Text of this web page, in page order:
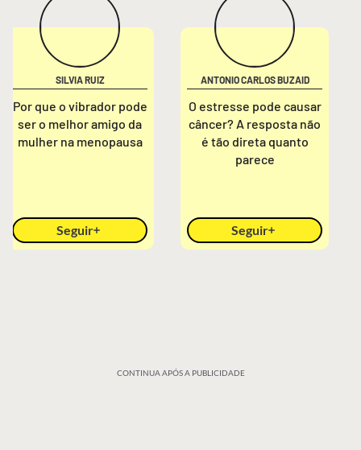
SILVIA RUIZ
Por que o vibrador pode
ser o melhor amigo da
mulher na menopausa
Seguir
ANTONIO CARLOS BUZAID
O estresse pode causar
câncer? A resposta não
é tão direta quanto
parece
Seguir
CONTINUA APÓS A PUBLICIDADE